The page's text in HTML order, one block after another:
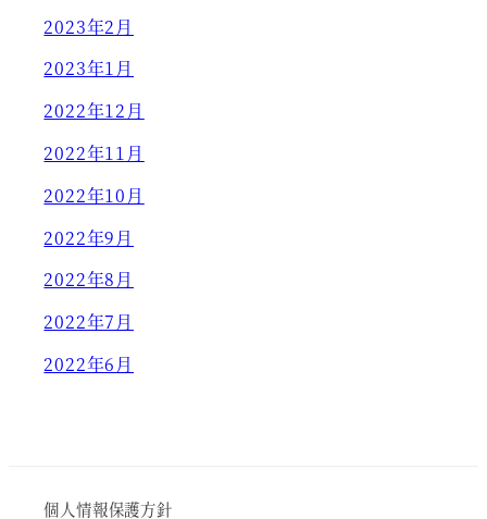
2023年2月
2023年1月
2022年12月
2022年11月
2022年10月
2022年9月
2022年8月
2022年7月
2022年6月
個人情報保護方針